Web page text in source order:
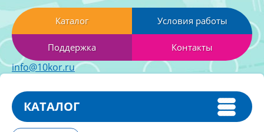
Каталог Условия работы
Поддержка Контакты
info@10kor.ru
КАТАЛОГ